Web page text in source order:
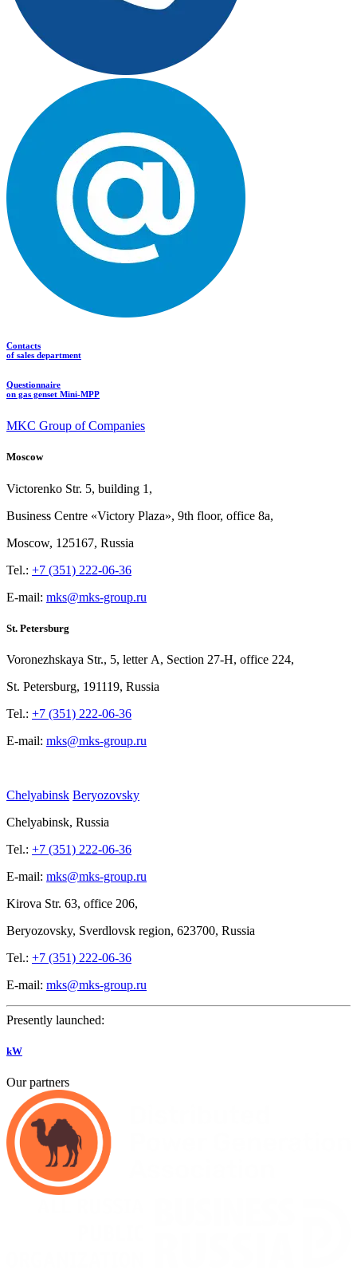
Contacts
of sales department
Questionnaire
on gas genset Mini-MPP
MKC Group of Companies
Moscow
Victorenko Str. 5, building 1,
Business Centre «Victory Plaza», 9th floor, office 8a,
Moscow, 125167, Russia
Tel.: +7 (351) 222-06-36
E-mail: mks@mks-group.ru
St. Petersburg
Voronezhskaya Str., 5, letter A, Section 27-Н, office 224,
St. Petersburg, 191119, Russia
Tel.: +7 (351) 222-06-36
E-mail: mks@mks-group.ru
Chelyabinsk Beryozovsky
Chelyabinsk, Russia
Tel.: +7 (351) 222-06-36
E-mail: mks@mks-group.ru
Kirova Str. 63, office 206,
Beryozovsky, Sverdlovsk region, 623700, Russia
Tel.: +7 (351) 222-06-36
E-mail: mks@mks-group.ru
Presently launched:
kW
Our partners